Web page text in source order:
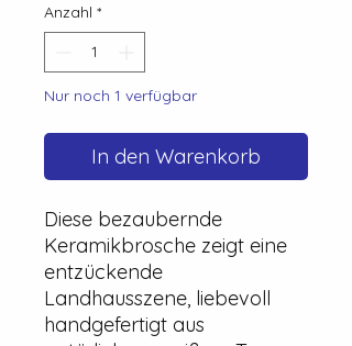
Anzahl *
Nur noch 1 verfügbar
In den Warenkorb
Diese bezaubernde
Keramikbrosche zeigt eine
entzückende
Landhausszene, liebevoll
handgefertigt aus